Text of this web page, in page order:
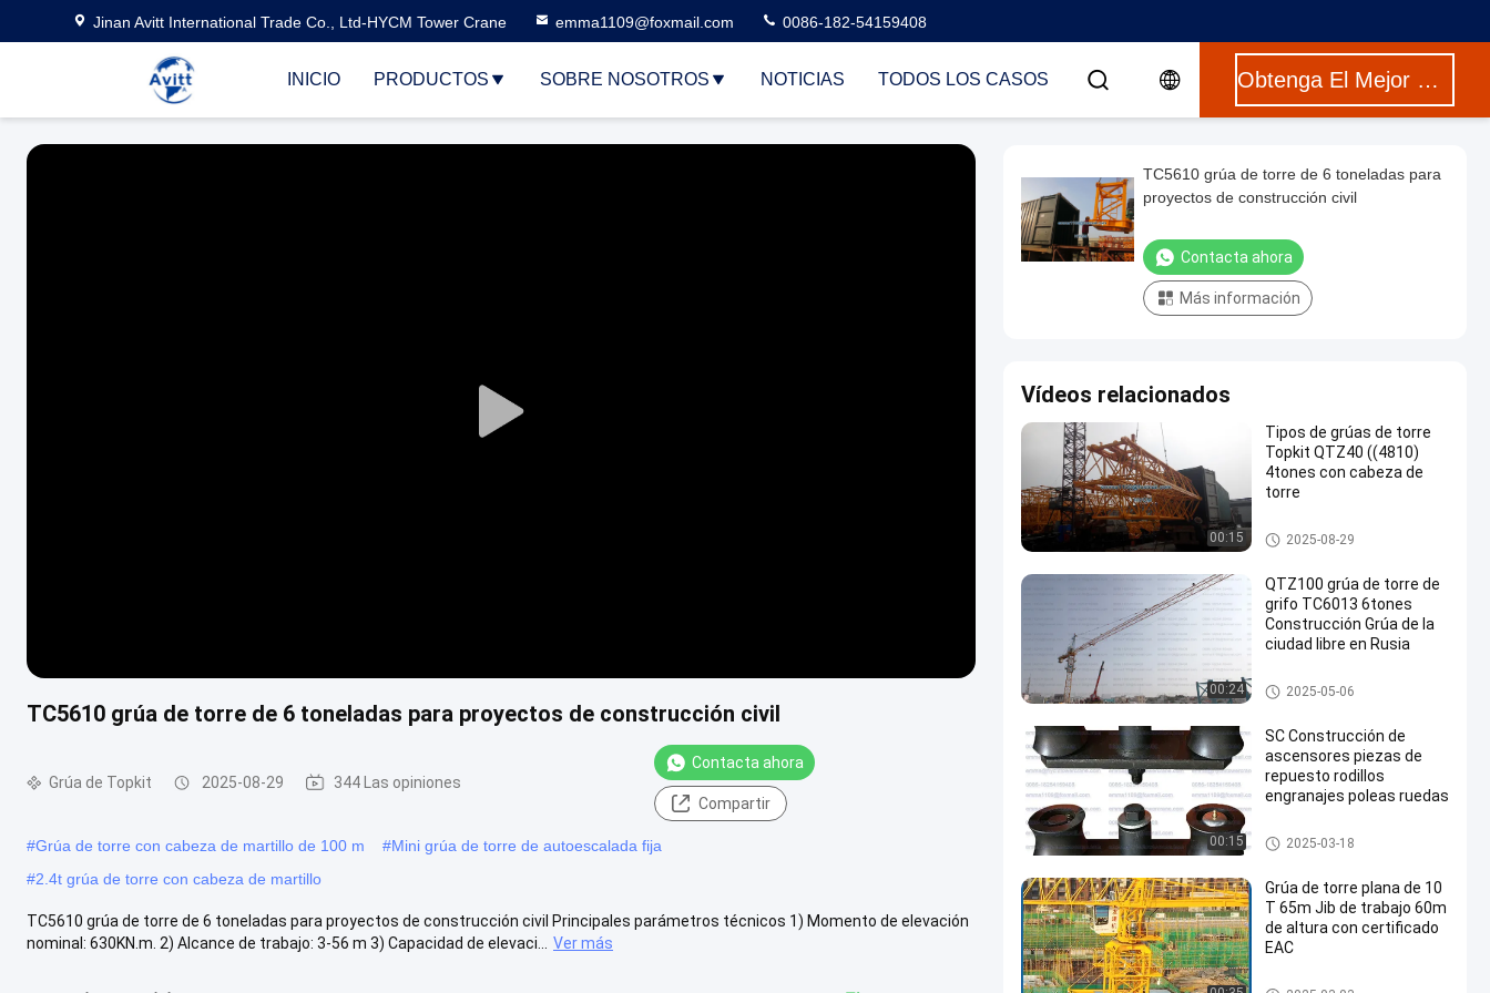
Jinan Avitt International Trade Co., Ltd-HYCM Tower Crane emma1109@foxmail.com 0086-182-54159408
INICIO PRODUCTOS SOBRE NOSOTROS NOTICIAS TODOS LOS CASOS Obtenga El Mejor Precio
Play
TC5610 grúa de torre de 6 toneladas para proyectos de construcción civil
Grúa de Topkit 2025-08-29 344 Las opiniones
Contacta ahora
Compartir
#Grúa de torre con cabeza de martillo de 100 m #Mini grúa de torre de autoescalada fija
#2.4t grúa de torre con cabeza de martillo
TC5610 grúa de torre de 6 toneladas para proyectos de construcción civil Principales parámetros técnicos 1) Momento de elevación
nominal: 630KN.m. 2) Alcance de trabajo: 3-56 m 3) Capacidad de elevaci...
Ver más
TC5610 grúa de torre de 6 toneladas para
proyectos de construcción civil
Contacta ahora
Más información
Vídeos relacionados
00:15
Tipos de grúas de torre
Topkit QTZ40 ((4810)
4tones con cabeza de
torre
Grúa de Topkit
2025-08-29
00:24
QTZ100 grúa de torre de
grifo TC6013 6tones
Construcción Grúa de la
ciudad libre en Rusia
Grúa de Topkit
2025-05-06
00:15
SC Construcción de
ascensores piezas de
repuesto rodillos
engranajes poleas ruedas
Partes de repuesto para elevad
ores
2025-03-18
Grúa de torre plana de 10
T 65m Jib de trabajo 60m
de altura con certificado
EAC
Grúa superior plano